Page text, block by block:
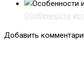
Особенности
Добавить